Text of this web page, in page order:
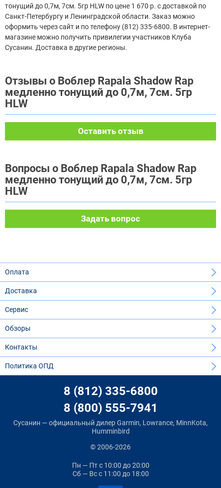
тонущий до 0,7м, 7см. 5гр HLW по цене 1 670 р. с доставкой по
Санкт-Петербургу и Ленинградской области. Заказ можно
оформить через сайт и по телефону (812) 335-6800. В интернет-
магазине можно получить привилегии участников Клуба
Сусанин. Доставка в другие регионы.
Отзывы о Воблер Rapala Shadow Rap
медленно тонущий до 0,7м, 7см. 5гр
HLW
Оставить отзыв
Вопросы о Воблер Rapala Shadow Rap
медленно тонущий до 0,7м, 7см. 5гр
HLW
Задать вопрос
Оплата
Доставка
Сервис
Обзоры
Контакты
Политика ОПД
8 (812) 335-6800
8 (800) 555-7941
Сусанин — официальный дилер Garmin, Lowrance, MinnKota,
Humminbird
© 2006-2026
Пн — Птс 10:00 до 20:00
Сб — Всс 11:00 до 18:00